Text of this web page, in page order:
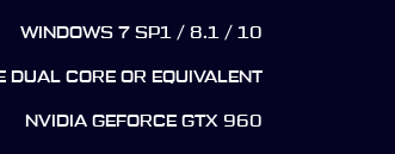
WINDOWS 7 SP1 / 8.1 / 10
DUAL CORE OR EQUIVALENT
NVIDIA GEFORCE GTX 960